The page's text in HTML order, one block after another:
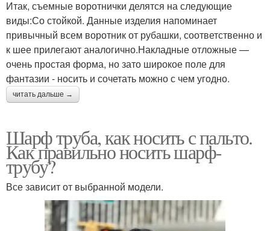
Итак, съемные воротнички делятся на следующие
виды:Со стойкой. Данные изделия напоминает
привычный всем воротник от рубашки, соответственно и
к шее прилегают аналогично.Накладные отложные —
очень простая форма, но зато широкое поле для
фантазии - носить и сочетать можно с чем угодно.
читать дальше →
Шарф труба, как носить с пальто.
Как правильно носить шарф-
трубу?
Все зависит от выбранной модели.